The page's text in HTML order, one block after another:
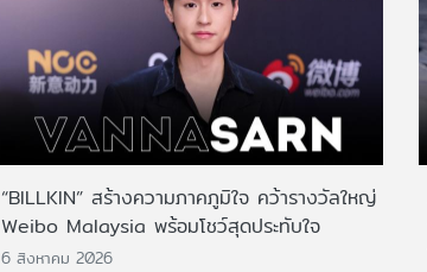
“BILLKIN” สร้างความภาคภูมิใจ คว้ารางวัลใหญ่
Weibo Malaysia พร้อมโชว์สุดประทับใจ
6 สิงหาคม 2026